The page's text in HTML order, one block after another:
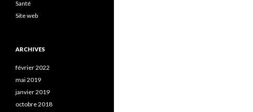
Santé
Site web
ARCHIVES
février 2022
mai 2019
janvier 2019
octobre 2018